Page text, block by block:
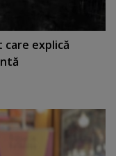
care explică